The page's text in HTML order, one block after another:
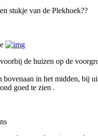
stukje van de Plekhoek??
de huizen op de
bovenaan in het midden, bij
goed te zien .